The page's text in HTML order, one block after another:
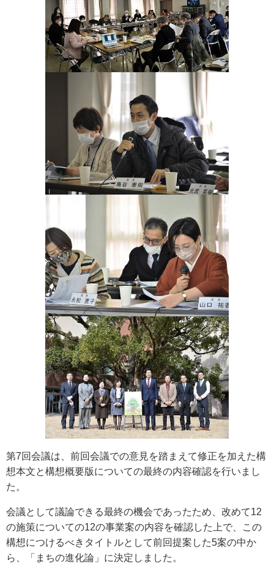
第7回会議は、前回会議での意見を踏まえて修正を加えた構
想本文と構想概要版についての最終の内容確認を行いまし
た。
会議として議論できる最終の機会であったため、改めて12
の施策についての12の事業案の内容を確認した上で、この
構想につけるべきタイトルとして前回提案した5案の中か
ら、「まちの進化論」に決定しました。